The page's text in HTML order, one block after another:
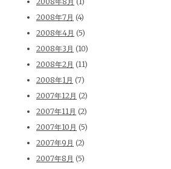
2008年7月 (4)
2008年4月 (5)
2008年3月 (10)
2008年2月 (11)
2008年1月 (7)
2007年12月 (2)
2007年11月 (2)
2007年10月 (5)
2007年9月 (2)
2007年8月 (5)